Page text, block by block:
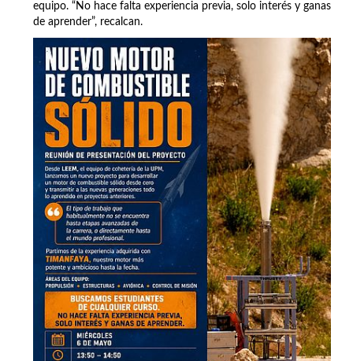
equipo. “No hace falta experiencia previa, solo interés y ganas
de aprender”, recalcan.